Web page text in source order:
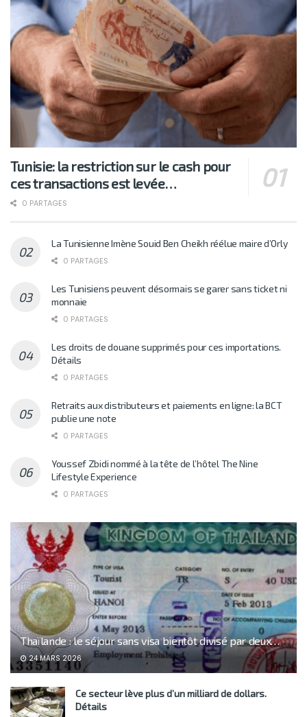
Tunisie: la restriction sur le cash pour
ces transactions est levée…
0 PARTAGES
La Tunisienne Imène Souid Ben Cheikh réélue maire d’Orly
0 PARTAGES
Les Tunisiens peuvent désormais se garer sans ticket ni
monnaie
0 PARTAGES
Les droits de douane supprimés pour ces importations.
Détails
0 PARTAGES
Retraits aux distributeurs et paiements en ligne: la BCT
publie une note
0 PARTAGES
Youssef Zbidi nommé à la tête de l’hôtel The Nine
Lifestyle Experience
0 PARTAGES
Thaïlande : le séjour sans visa bientôt divisé par deux…
24 MARS 2026
Ce secteur lève plus d’un milliard de dollars.
Détails